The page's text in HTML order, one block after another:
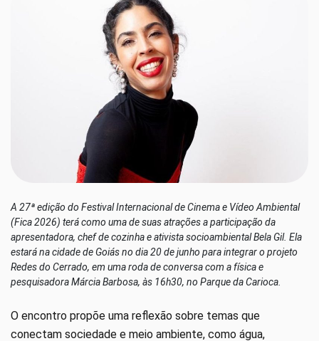
A 27ª edição do Festival Internacional de Cinema e Vídeo Ambiental
(Fica 2026) terá como uma de suas atrações a participação da
apresentadora, chef de cozinha e ativista socioambiental Bela Gil. Ela
estará na cidade de Goiás no dia 20 de junho para integrar o projeto
Redes do Cerrado, em uma roda de conversa com a física e
pesquisadora Márcia Barbosa, às 16h30, no Parque da Carioca.
O encontro propõe uma reflexão sobre temas que
conectam sociedade e meio ambiente, como água,